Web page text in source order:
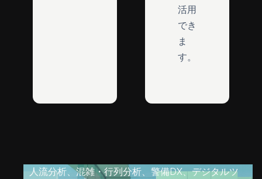
活用
でき
ま
す。
人流分析、混雑・行列分析、警備DX、デジタルツ